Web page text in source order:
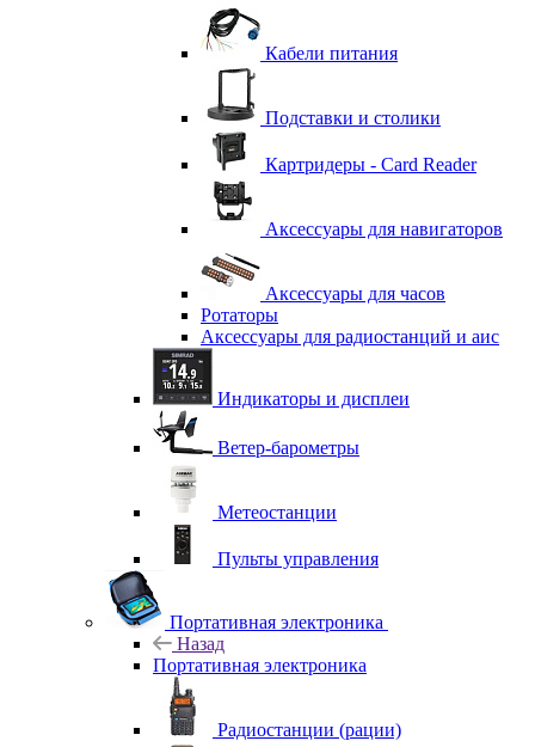
Кабели питания
Подставки и столики
Картридеры - Card Reader
Аксессуары для навигаторов
Аксессуары для часов
Ротаторы
Аксессуары для радиостанций и аис
Индикаторы и дисплеи
Ветер-барометры
Метеостанции
Пульты управления
Портативная электроника
Назад
Портативная электроника
Радиостанции (рации)